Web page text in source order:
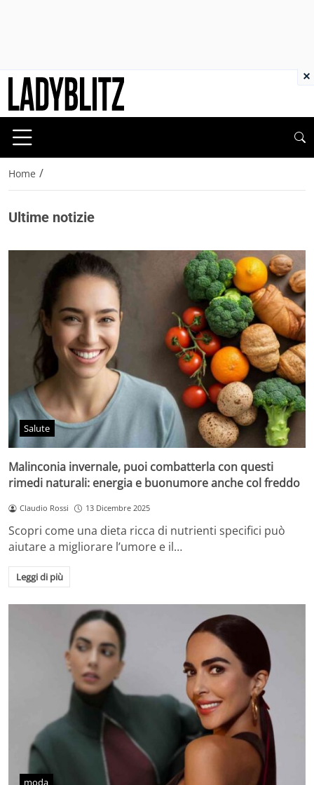
Home /
Ultime notizie
Salute
Malinconia invernale, puoi combatterla con questi
rimedi naturali: energia e buonumore anche col freddo
Claudio Rossi 13 Dicembre 2025
Scopri come una dieta ricca di nutrienti specifici può
aiutare a migliorare l’umore e il…
Leggi di più
moda
×